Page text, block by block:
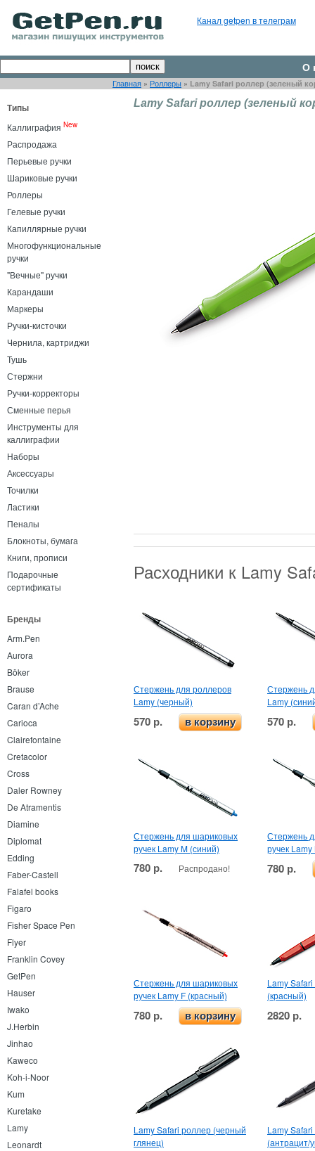
Канал getpen в телеграм
О
Главная » Роллеры » Lamy Safari роллер (зеленый
Типы
Каллиграфия New
Распродажа
Перьевые ручки
Шариковые ручки
Роллеры
Гелевые ручки
Капиллярные ручки
Многофункциональные
ручки
"Вечные" ручки
Карандаши
Маркеры
Ручки-кисточки
Чернила, картриджи
Тушь
Стержни
Ручки-корректоры
Сменные перья
Инструменты для
каллиграфии
Наборы
Аксессуары
Точилки
Ластики
Пеналы
Блокноты, бумага
Книги, прописи
Подарочные
сертификаты
Бренды
Arm.Pen
Aurora
Böker
Brause
Caran d’Ache
Carioca
Clairefontaine
Cretacolor
Cross
Daler Rowney
De Atramentis
Diamine
Diplomat
Edding
Faber-Castell
Falafel books
Figaro
Fisher Space Pen
Flyer
Franklin Covey
GetPen
Hauser
Iwako
J.Herbin
Jinhao
Kaweco
Koh-i-Noor
Kum
Kuretake
Lamy
Leonardt
Lamy Safari роллер (зеленый
Расходники к Lamy
Стержень для роллеров
Lamy (черный)
570 р. в корзину
Стержень
Lamy
570 р.
Стержень для шариковых
ручек Lamy M (синий)
780 р. Распродано!
Стержень
ручек
780 р.
Стержень для шариковых
ручек Lamy F (красный)
780 р. в корзину
Lamy
(красный)
2820 р.
Lamy Safari роллер (черный
глянец)
Lamy
(антрацит/